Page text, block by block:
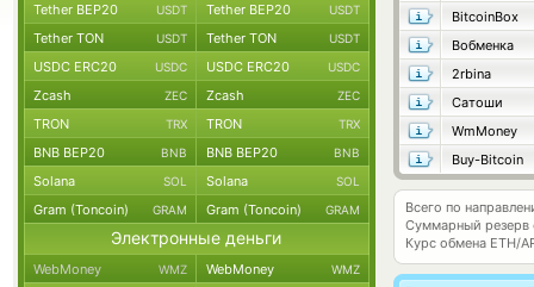
BitcoinBox
Вобменка
2rbina
Сатоши
WmMoney
Buy-Bitcoin
Всего по
Суммарный резерв
Курс обмена ETH/
Tether BEP20 USDT Tether BEP20 USDT
Tether TON USDT Tether TON USDT
USDC ERC20 USDC USDC ERC20 USDC
Zcash ZEC Zcash ZEC
TRON TRX TRON TRX
BNB BEP20 BNB BNB BEP20 BNB
Solana SOL Solana SOL
Gram (Toncoin) GRAM Gram (Toncoin) GRAM
Электронные деньги
WebMoney WMZ WebMoney WMZ